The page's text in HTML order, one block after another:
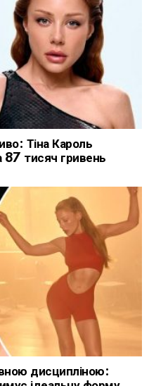
Тіна Кароль
87 тисяч гривень
дисципліною: